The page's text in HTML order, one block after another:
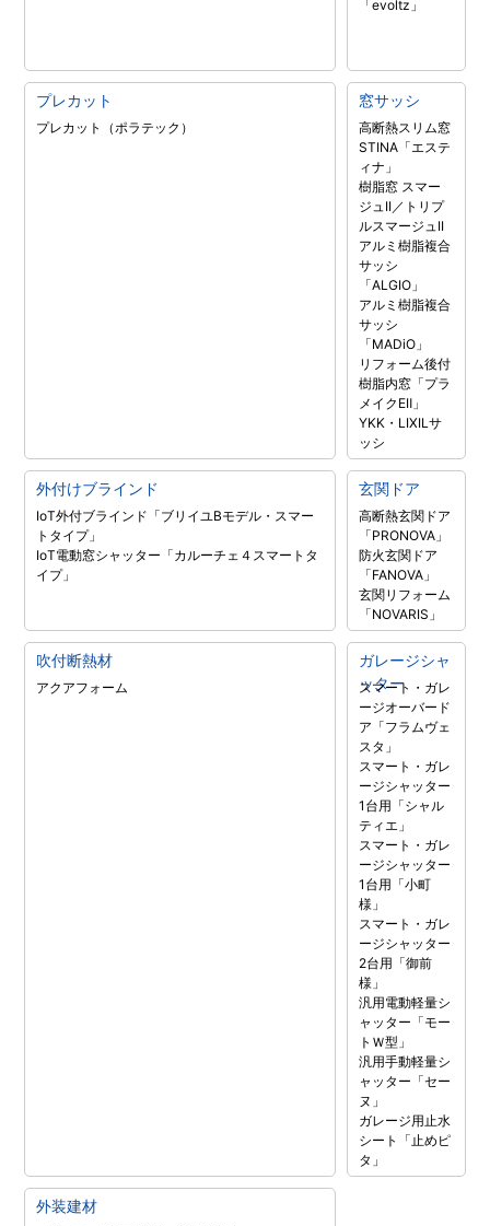
「evoltz」
プレカット
プレカット（ポラテック）
窓サッシ
高断熱スリム窓
STINA「エステ
ィナ」
樹脂窓 スマー
ジュII／トリプ
ルスマージュII
アルミ樹脂複合
サッシ
「ALGIO」
アルミ樹脂複合
サッシ
「MADiO」
リフォーム後付
樹脂内窓「プラ
メイクEⅡ」
YKK・LIXILサ
ッシ
外付けブラインド
IoT外付ブラインド「ブリイユBモデル・スマー
トタイプ」
IoT電動窓シャッター「カルーチェ４スマートタ
イプ」
玄関ドア
高断熱玄関ドア
「PRONOVA」
防火玄関ドア
「FANOVA」
玄関リフォーム
「NOVARIS」
吹付断熱材
アクアフォーム
ガレージシャ
ッター
スマート・ガレ
ージオーバード
ア「フラムヴェ
スタ」
スマート・ガレ
ージシャッター
1台用「シャル
ティエ」
スマート・ガレ
ージシャッター
1台用「小町
様」
スマート・ガレ
ージシャッター
2台用「御前
様」
汎用電動軽量シ
ャッター「モー
トＷ型」
汎用手動軽量シ
ャッター「セー
ヌ」
ガレージ用止水
シート「止めピ
タ」
外装建材